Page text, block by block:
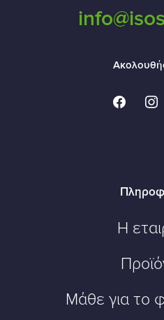
facebook
Η
Μάθε για το